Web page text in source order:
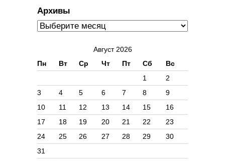
Архивы
Август 2026
Пн
Вт Ср Чт Пт Сб Вс
1
2
3
4 5 6 7 8
9
10
11 12 13 14 15
16
17
18 19 20 21 22
23
24
25 26 27 28 29
30
31